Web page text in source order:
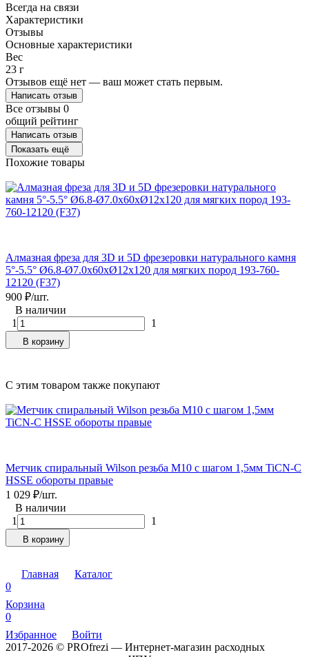
Всегда на связи
Характеристики
Отзывы
Основные характеристики
Вес
23 г
Отзывов ещё нет — ваш может стать первым.
Написать отзыв
Все отзывы 0
общий рейтинг
Написать отзыв
Показать ещё
Похожие товары
Алмазная фреза для 3D и 5D фрезеровки натурального камня
5°-5.5° Ø6.8-Ø7.0x60xØ12x120 для мягких пород 193-760-
12120 (F37)
900 ₽/шт.
В наличии
1
1
В корзину
C этим товаром также покупают
Метчик спиральный Wilson резьба М10 с шагом 1,5мм TiCN-C
HSSE обороты правые
1 029 ₽/шт.
В наличии
1
1
В корзину
Главная
Каталог
0
Корзина
0
Избранное
Войти
2017-2026 © PROfrezi — Интернет-магазин расходных